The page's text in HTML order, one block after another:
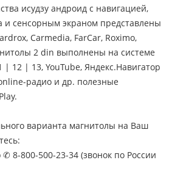
исудзу андроид с навигацией,
и сенсорным экраном представлены
Carmedia, FarCar, Roximo,
2 din выполнены на системе
12 | 13, YouTube, Яндекс.Навигатор
радио и др. полезные
варианта магнитолы на Ваш
8-800-500-23-34 (звонок по России